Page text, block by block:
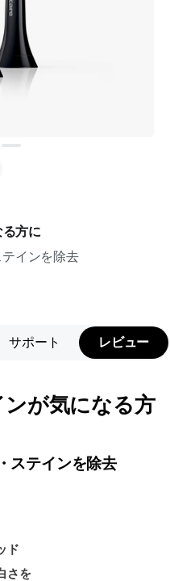
方に
インを除去
サポート レビュー
が気になる方
ステインを除去
ド
さを